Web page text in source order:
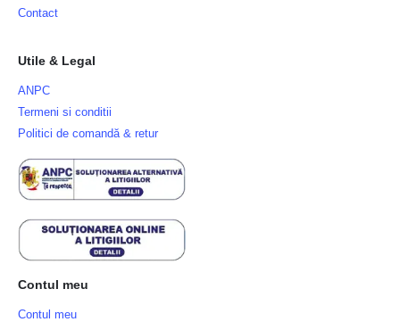
Contact
Utile & Legal
ANPC
Termeni si conditii
Politici de comandă & retur
Contul meu
Contul meu